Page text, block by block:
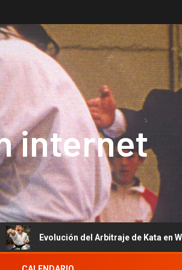
internet
del Arbitraje de Kata en WKF (2008–2024)